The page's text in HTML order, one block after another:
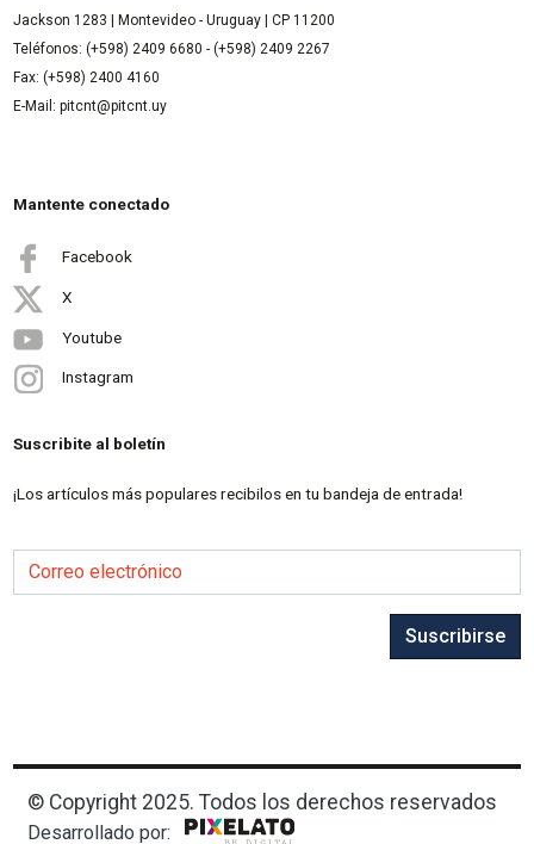
Jackson 1283 | Montevideo - Uruguay | CP 11200
Teléfonos: (+598) 2409 6680 - (+598) 2409 2267
Fax: (+598) 2400 4160
E-Mail: pitcnt@pitcnt.uy
Mantente conectado
Facebook
X
Youtube
Instagram
Suscribite al boletín
¡Los artículos más populares recibilos en tu bandeja de entrada!
Correo electrónico
Suscribirse
© Copyright 2025. Todos los derechos reservados
Desarrollado por: